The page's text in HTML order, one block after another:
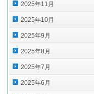
2025年11月
2025年10月
2025年9月
2025年8月
2025年7月
2025年6月